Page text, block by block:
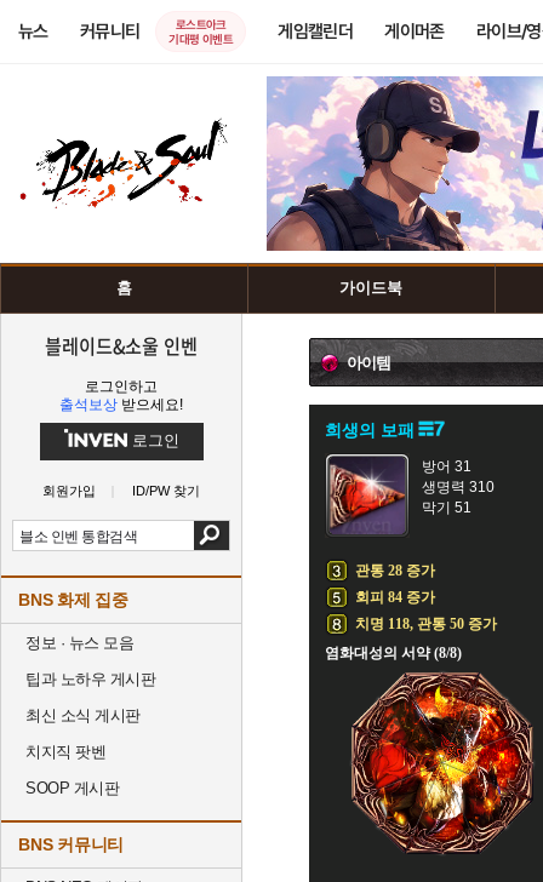
뉴스 커뮤니티
로스트아크
기대평 이벤트
게임캘린더 게이머존 라이브/
홈 가이드북
블레이드&소울 인벤
로그인하고
출석보상 받으세요!
로그인
회원가입 ID/PW 찾기
BNS 화제 집중
정보 · 뉴스 모음
팁과 노하우 게시판
최신 소식 게시판
치지직 팟벤
SOOP 게시판
BNS 커뮤니티
아이템
희생의 보패
방어 31
생명력 310
막기 51
관통 28 증가
회피 84 증가
치명 118, 관통 50 증가
염화대성의 서약 (8/8)